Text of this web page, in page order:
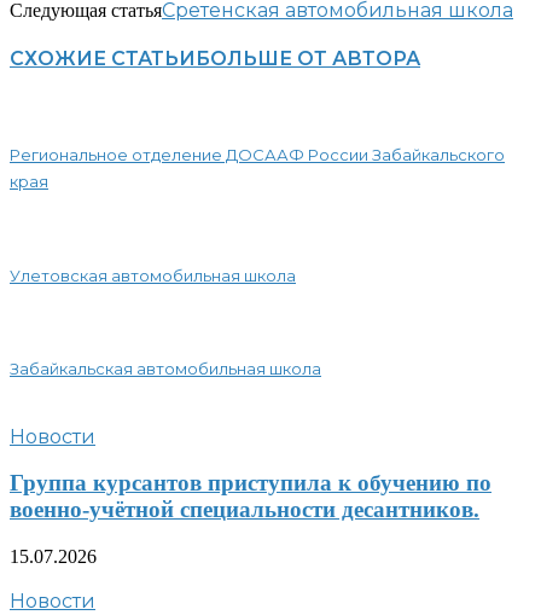
Следующая статьяСретенская автомобильная школа
СХОЖИЕ СТАТЬИ БОЛЬШЕ ОТ АВТОРА
Региональное отделение ДОСААФ России Забайкальского
края
Улетовская автомобильная школа
Забайкальская автомобильная школа
Новости
Группа курсантов приступила к обучению по
военно-учётной специальности десантников.
15.07.2026
Новости